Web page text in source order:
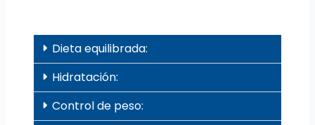
Dieta equilibrada:
Hidratación:
Control de peso: